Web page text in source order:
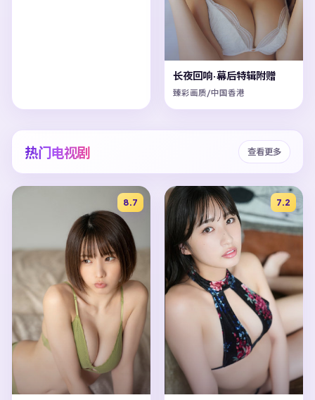
长夜回响·幕后特辑附赠
臻彩画质/中国香港
热门电视剧 查看更多
8.7 7.2